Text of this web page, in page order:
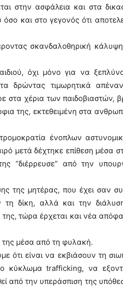
στην ασφάλεια και στα
και στο γεγονός ότι
σκανδαλοθηρική
όχι μόνο για να
δρώντας τιμωρητικά
στα χέρια των παιδοβιαστών,
της, εκτεθειμένη στα
ένοπλων
μετά δέχτηκε επίθεση μέσα
“διέρρευσε” από την
της μητέρας, που έχει σαν
τη δίκη, αλλά και την
τώρα έρχεται και νέα
της μέσα από τη φυλακή.
ότι είναι να εκβιάσουν τη
κύκλωμα trafficking, να
από την υπεράσπιση της